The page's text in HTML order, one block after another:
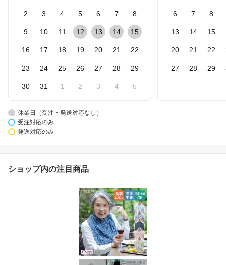
2 3 4 5 6 7 8
9 10 11 12 13 14 15
16 17 18 19 20 21 22
23 24 25 26 27 28 29
30 31 1 2 3 4 5
6 7 8
13 14 15
20 21 22
27 28 29
休業日（受注・発送対応なし）
受注対応のみ
発送対応のみ
ショップ内の注目商品